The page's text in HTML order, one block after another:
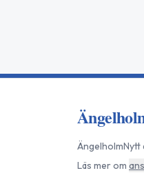
ÄngelholmNytt
Läs mer om